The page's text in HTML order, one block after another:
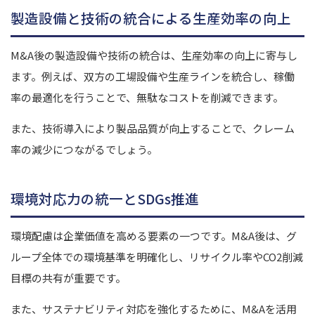
製造設備と技術の統合による生産効率の向上
M&A後の製造設備や技術の統合は、生産効率の向上に寄与し
ます。例えば、双方の工場設備や生産ラインを統合し、稼働
率の最適化を行うことで、無駄なコストを削減できます。
また、技術導入により製品品質が向上することで、クレーム
率の減少につながるでしょう。
環境対応力の統一とSDGs推進
環境配慮は企業価値を高める要素の一つです。M&A後は、グ
ループ全体での環境基準を明確化し、リサイクル率やCO2削減
目標の共有が重要です。
また、サステナビリティ対応を強化するために、M&Aを活用